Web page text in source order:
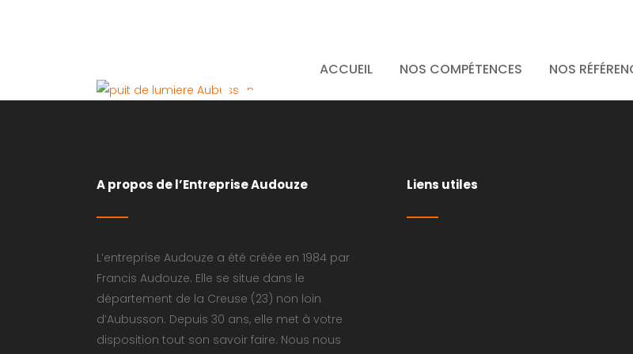
ACCUEIL NOS COMPÉTENCES NOS
A propos de l’Entreprise Audouze
L’entreprise Audouze a été créée en 1984 par
Francis Audouze. Elle se situe dans le
département de la Creuse (23) non loin
d’Aubusson. Depuis 30 ans, elle met à votre
disposition tout son savoir faire. Nous nous
Liens utiles